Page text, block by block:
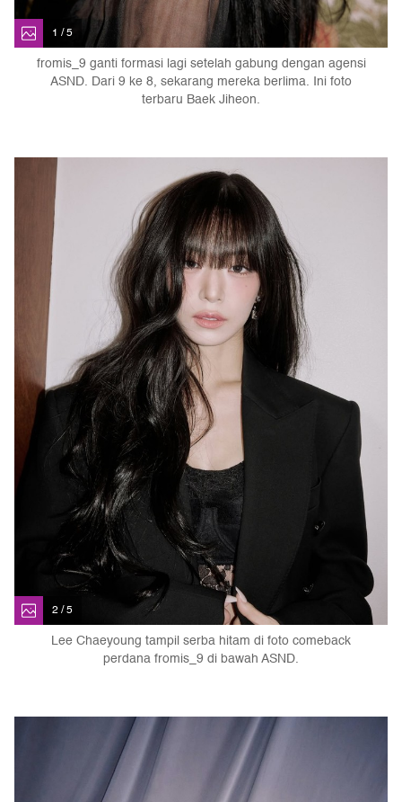
1 / 5
fromis_9 ganti formasi lagi setelah gabung dengan agensi
ASND. Dari 9 ke 8, sekarang mereka berlima. Ini foto
terbaru Baek Jiheon.
2 / 5
Lee Chaeyoung tampil serba hitam di foto comeback
perdana fromis_9 di bawah ASND.